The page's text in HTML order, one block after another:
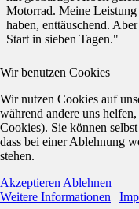
Motorrad. Meine
haben, enttäuschend.
Start in sieben Tagen."
Wir benutzen Cookies
Wir nutzen Cookies auf
während andere uns
Cookies). Sie können
dass bei einer Ablehnung
stehen.
Akzeptieren Ablehnen
Weitere Informationen |